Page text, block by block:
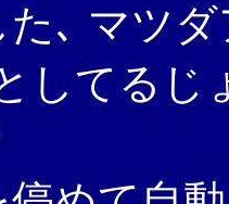
､ マツ
してるじ